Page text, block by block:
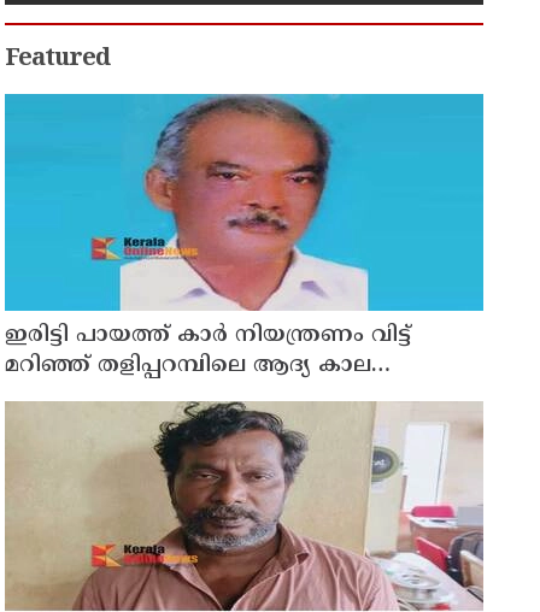
Featured
ഇരിട്ടി പായത്ത് കാർ നിയന്ത്രണം വിട്ട്
മറിഞ്ഞ് തളിപ്പറമ്പിലെ ആദ്യ കാല
കോണ്‍ഗ്രസ് നേതാവ് മരിച്ചു